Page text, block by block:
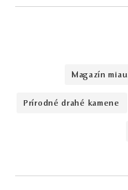
magazín miau
prírodné drahé kamene